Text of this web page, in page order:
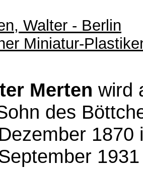
Walter - Berlin
Miniatur-
Merten wird
des
1870